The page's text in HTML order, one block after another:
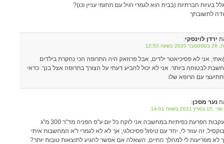
בעיות חברתיות (בבית הוא לגמרי רגיל עם תחומי עניין וכו)?
לתשובתך
ירדן לוינסקי:
12:53
אני לא פסיכיאטר ילדים, אבל פרוזאק היה התרופה הכי נחקרת בילדים
לבטוחה ביותר. אני לא יכול להביע דעתי על הצורך בתרופה אצל בנך. כדאי
עם הרופא שלו
נער מסכן:
2021 בשעה 14:01
בעקבות הפרעת כפיתיות במחשבה אני לוקח כל יום ע"פ הפניה מד"ר 300 מ"ג
זה עוזר לי, יחד עם טיפול פסיכולגי, אך לא לא לגמרי ז"א המחשבות איתי
לא מפריעות לי למהלך החיים, השאלה אם אפשר להגיע לתוצאות טובות יותר?